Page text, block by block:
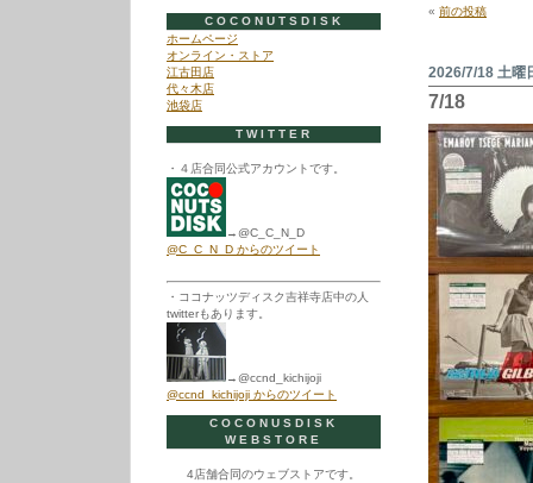
« 前の投稿
2026/7/18 土曜
7/18
COCONUTSDISK
ホームページ
オンライン・ストア
江古田店
代々木店
池袋店
TWITTER
・４店合同公式アカウントです。
→@C_C_N_D
@C_C_N_D からのツイート
・ココナッツディスク吉祥寺店中の人
twitterもあります。
→@ccnd_kichijoji
@ccnd_kichijoji からのツイート
COCONUSDISK
WEBSTORE
4店舗合同のウェブストアです。